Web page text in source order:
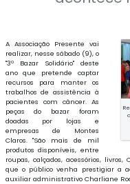
A Associação Presente vai
realizar, nesse sábado (9), o
"3º Bazar Solidário" deste
ano que pretende captar
recursos para manter os
trabalhos de assistência à
pacientes com câncer. As
peças do bazar foram
doadas por lojas e
empresas de Montes
Claros. "São mais de mil
produtos disponíveis, entre
roupas, calçados, acessórios,
que o público venha prestigiar a
auxiliar administrativo Charliane